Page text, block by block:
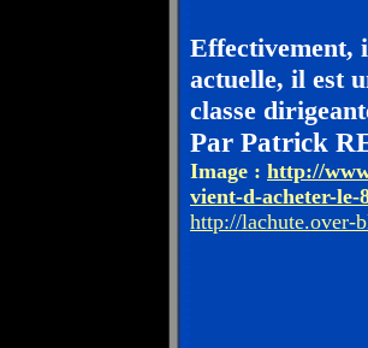
Effectivement,
actuelle, il est
classe
Par Patrick
Image : http://
vient-d-acheter-le-
http://lachute.over-